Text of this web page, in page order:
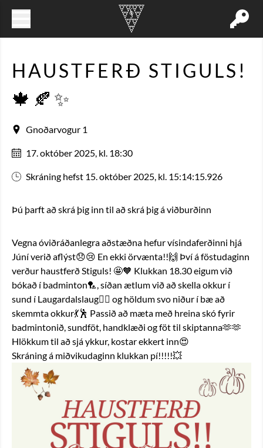
HAUSTFERÐ STIGULS!
🍁🍂✨
Þú þarft að skrá þig inn til að skrá þig á viðburðinn
Gnoðarvogur 1
17. október 2025, kl. 18:30
Skráning hefst 15. október 2025, kl. 15:14:15.926
Vegna óviðráðanlegra aðstæðna hefur vísindaferðinni hjá
Júní verið aflýst😞😢 En ekki örvænta!!🙌 Því á föstudaginn
verður haustferð Stiguls! 🤩🧡 Klukkan 18.30 eigum við
bókað í badminton🏸, síðan ætlum við að skella okkur í
sund í Laugardalslaug🏊‍♀️ og höldum svo niður í bæ að
skemmta okkur💃🕺 Passið að mæta með hreina skó fyrir
badmintonið, sundföt, handklæði og föt til skiptanna🫶🫶
Hlökkum til að sjá ykkur, kostar ekkert inn😍
Skráning á miðvikudaginn klukkan pí!!!!!💥